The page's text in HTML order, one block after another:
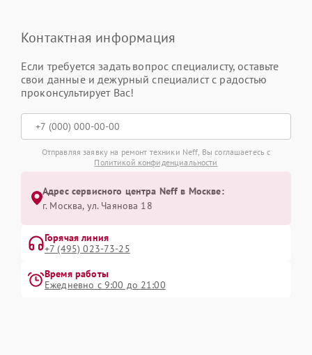
Контактная информация
Если требуется задать вопрос специалисту, оставьте
свои данные и дежурный специалист с радостью
проконсультирует Вас!
Отправляя заявку на ремонт техники Neff, Вы соглашаетесь с
Политикой конфиденциальности
Адрес сервисного центра Neff в Москве:
г. Москва, ул. Чаянова 18
Горячая линия
+7 (495) 023-73-25
Время работы
Ежедневно с 9:00 до 21:00